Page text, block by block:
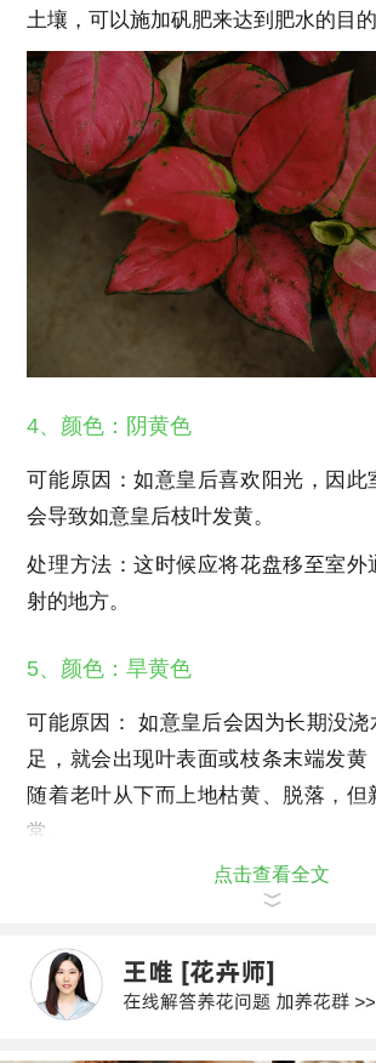
土壤，可以施加矾肥来达到肥水的目的
4、颜色：阴黄色
可能原因：如意皇后喜欢阳光，因此
会导致如意皇后枝叶发黄。
处理方法：这时候应将花盘移至室外
射的地方。
5、颜色：旱黄色
可能原因： 如意皇后会因为长期没浇
足，就会出现叶表面或枝条末端发黄
随着老叶从下而上地枯黄、脱落，但
常。
处理方法：此种现象发生时，如意皇
点击查看全文